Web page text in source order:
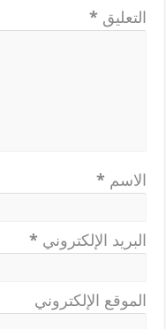
التعليق *
الاسم *
البريد الإلكتروني *
الموقع الإلكتروني